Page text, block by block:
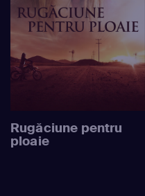
Rugăciune pentru
ploaie